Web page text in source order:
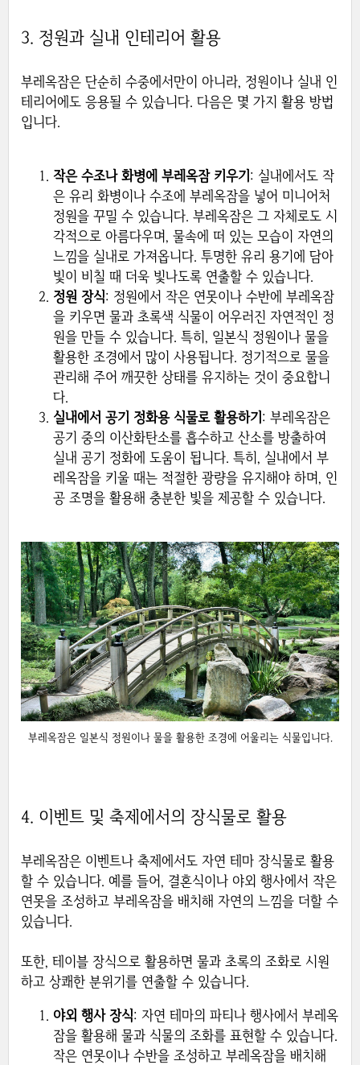
3. 정원과 실내 인테리어 활용
부레옥잠은 단순히 수중에서만이 아니라, 정원이나 실내 인
테리어에도 응용될 수 있습니다. 다음은 몇 가지 활용 방법
입니다.
작은 수조나 화병에 부레옥잠 키우기: 실내에서도 작
은 유리 화병이나 수조에 부레옥잠을 넣어 미니어처
정원을 꾸밀 수 있습니다. 부레옥잠은 그 자체로도 시
각적으로 아름다우며, 물속에 떠 있는 모습이 자연의
느낌을 실내로 가져옵니다. 투명한 유리 용기에 담아
빛이 비칠 때 더욱 빛나도록 연출할 수 있습니다.
정원 장식: 정원에서 작은 연못이나 수반에 부레옥잠
을 키우면 물과 초록색 식물이 어우러진 자연적인 정
원을 만들 수 있습니다. 특히, 일본식 정원이나 물을
활용한 조경에서 많이 사용됩니다. 정기적으로 물을
관리해 주어 깨끗한 상태를 유지하는 것이 중요합니
다.
실내에서 공기 정화용 식물로 활용하기: 부레옥잠은
공기 중의 이산화탄소를 흡수하고 산소를 방출하여
실내 공기 정화에 도움이 됩니다. 특히, 실내에서 부
레옥잠을 키울 때는 적절한 광량을 유지해야 하며, 인
공 조명을 활용해 충분한 빛을 제공할 수 있습니다.
부레옥잠은 일본식 정원이나 물을 활용한 조경에 어울리는 식물입니다.
4. 이벤트 및 축제에서의 장식물로 활용
부레옥잠은 이벤트나 축제에서도 자연 테마 장식물로 활용
할 수 있습니다. 예를 들어, 결혼식이나 야외 행사에서 작은
연못을 조성하고 부레옥잠을 배치해 자연의 느낌을 더할 수
있습니다.
또한, 테이블 장식으로 활용하면 물과 초록의 조화로 시원
하고 상쾌한 분위기를 연출할 수 있습니다.
야외 행사 장식: 자연 테마의 파티나 행사에서 부레옥
잠을 활용해 물과 식물의 조화를 표현할 수 있습니다.
작은 연못이나 수반을 조성하고 부레옥잠을 배치해